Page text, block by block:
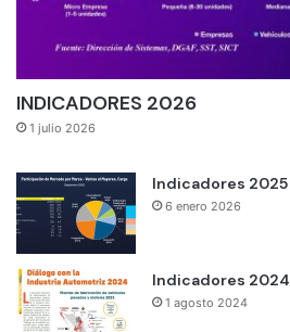
INDICADORES 2026
1 julio 2026
Indicadores 2025
6 enero 2026
Indicadores 2024
1 agosto 2024